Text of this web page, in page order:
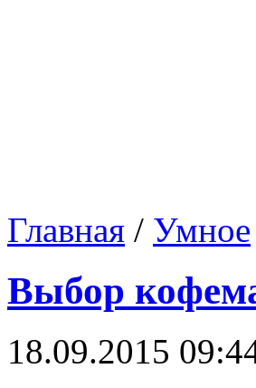
Главная / Умное
Выбор
18.09.2015